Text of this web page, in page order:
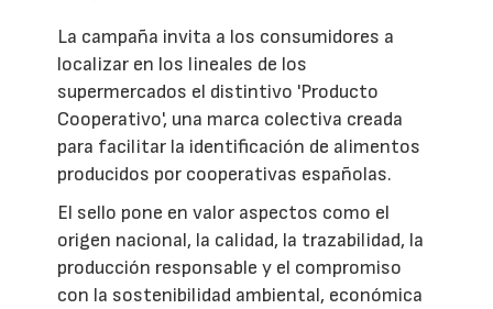
La campaña invita a los consumidores a
localizar en los lineales de los
supermercados el distintivo 'Producto
Cooperativo', una marca colectiva creada
para facilitar la identificación de alimentos
producidos por cooperativas españolas.
El sello pone en valor aspectos como el
origen nacional, la calidad, la trazabilidad, la
producción responsable y el compromiso
con la sostenibilidad ambiental, económica